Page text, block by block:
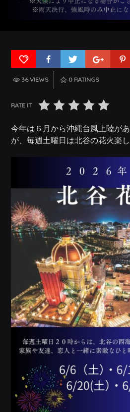
36 VIEWS 0 RATINGS
RATE IT
今年は６月から沖縄台風上陸が
が、毎週土曜日は北谷の花火楽し